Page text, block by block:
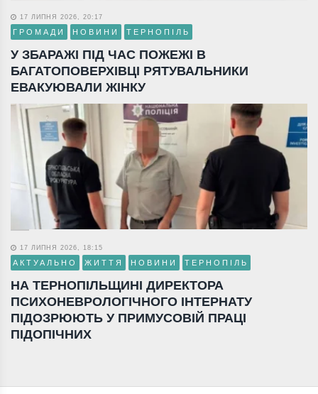
17 ЛИПНЯ 2026, 20:17
ГРОМАДИ НОВИНИ ТЕРНОПІЛЬ
У ЗБАРАЖІ ПІД ЧАС ПОЖЕЖІ В
БАГАТОПОВЕРХІВЦІ РЯТУВАЛЬНИКИ
ЕВАКУЮВАЛИ ЖІНКУ
17 ЛИПНЯ 2026, 18:15
АКТУАЛЬНО ЖИТТЯ НОВИНИ ТЕРНОПІЛЬ
НА ТЕРНОПІЛЬЩИНІ ДИРЕКТОРА
ПСИХОНЕВРОЛОГІЧНОГО ІНТЕРНАТУ
ПІДОЗРЮЮТЬ У ПРИМУСОВІЙ ПРАЦІ
ПІДОПІЧНИХ